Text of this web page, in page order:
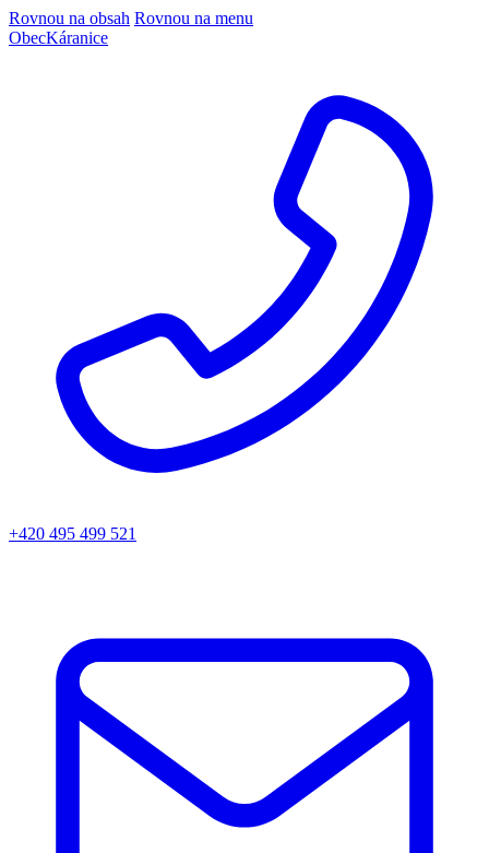
Rovnou na obsah Rovnou na menu
ObecKáranice
+420 495 499 521